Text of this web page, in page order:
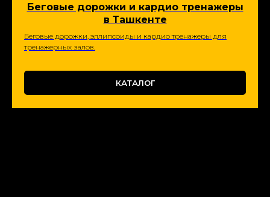
Беговые дорожки и кардио тренажеры
в Ташкенте
Беговые дорожки, эллипсоиды и кардио тренажеры для
тренажерных залов.
КАТАЛОГ